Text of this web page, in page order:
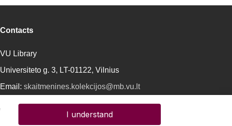
Contacts
VU Library
Universiteto g. 3, LT-01122, Vilnius
Email:skaitmenines.kolekcijos@mb.vu.lt
I understand